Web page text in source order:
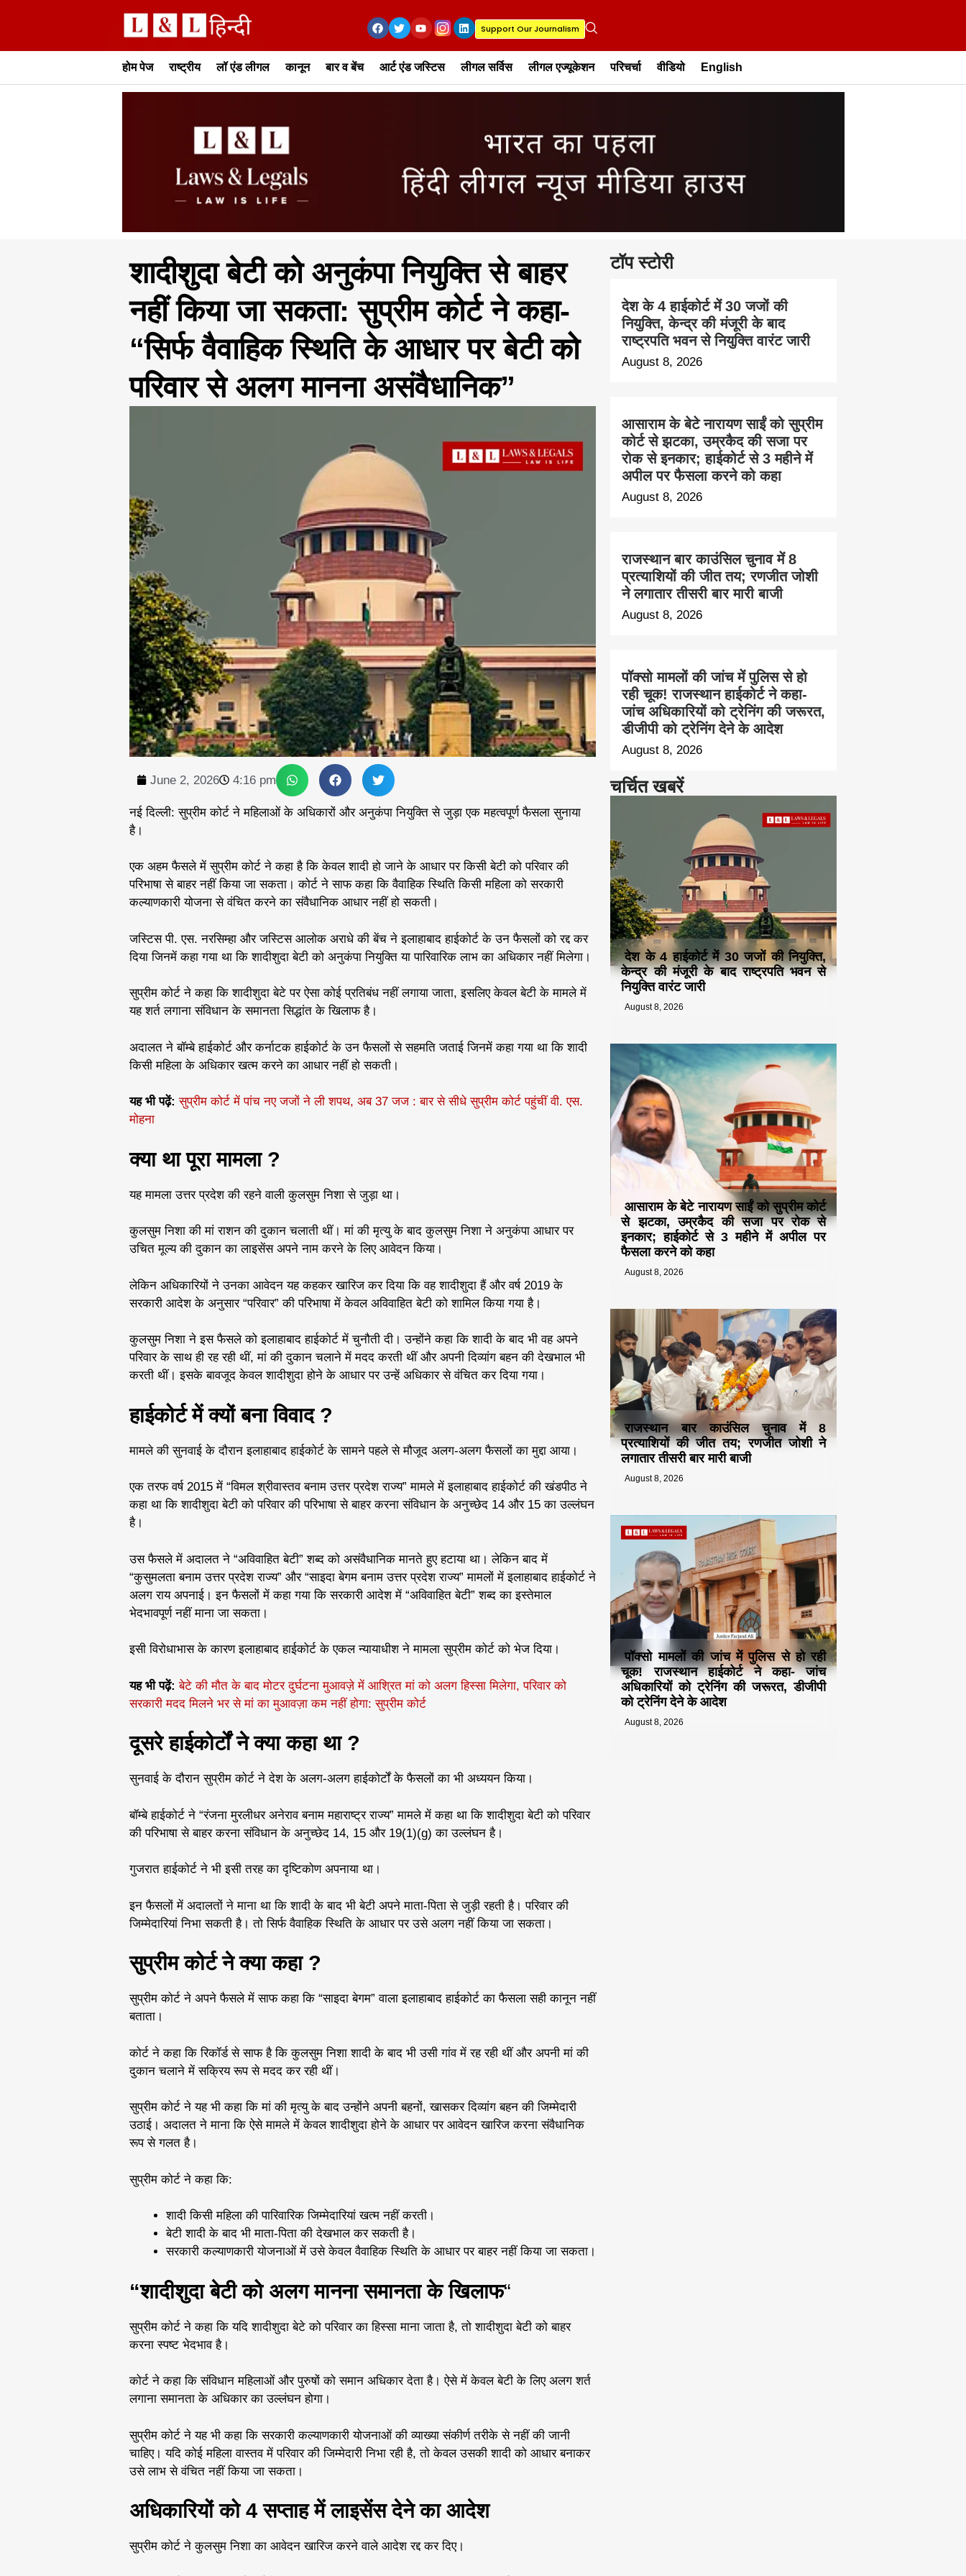
Support Our Journalism
होम पेज राष्ट्रीय लॉ एंड लीगल कानून बार व बेंच आर्ट एंड जस्टिस लीगल सर्विस लीगल एज्यूकेशन परिचर्चा वीडियो English
टॉप स्टोरी
देश के 4 हाईकोर्ट में 30 जजों की
नियुक्ति, केन्द्र की मंजूरी के बाद
राष्ट्रपति भवन से नियुक्ति वारंट जारी
August 8, 2026
आसाराम के बेटे नारायण साईं को सुप्रीम
कोर्ट से झटका, उम्रकैद की सजा पर
रोक से इनकार; हाईकोर्ट से 3 महीने में
अपील पर फैसला करने को कहा
August 8, 2026
राजस्थान बार काउंसिल चुनाव में 8
प्रत्याशियों की जीत तय; रणजीत जोशी
ने लगातार तीसरी बार मारी बाजी
August 8, 2026
पॉक्सो मामलों की जांच में पुलिस से हो
रही चूक! राजस्थान हाईकोर्ट ने कहा-
जांच अधिकारियों को ट्रेनिंग की जरूरत,
डीजीपी को ट्रेनिंग देने के आदेश
August 8, 2026
चर्चित खबरें
देश के 4 हाईकोर्ट में 30 जजों की नियुक्ति,
केन्द्र की मंजूरी के बाद राष्ट्रपति भवन से
नियुक्ति वारंट जारी
August 8, 2026
आसाराम के बेटे नारायण साईं को सुप्रीम कोर्ट
से झटका, उम्रकैद की सजा पर रोक से
इनकार; हाईकोर्ट से 3 महीने में अपील पर
फैसला करने को कहा
August 8, 2026
राजस्थान बार काउंसिल चुनाव में 8
प्रत्याशियों की जीत तय; रणजीत जोशी ने
लगातार तीसरी बार मारी बाजी
August 8, 2026
पॉक्सो मामलों की जांच में पुलिस से हो रही
चूक! राजस्थान हाईकोर्ट ने कहा- जांच
अधिकारियों को ट्रेनिंग की जरूरत, डीजीपी
को ट्रेनिंग देने के आदेश
August 8, 2026
शादीशुदा बेटी को अनुकंपा नियुक्ति से बाहर
नहीं किया जा सकता: सुप्रीम कोर्ट ने कहा-
“सिर्फ वैवाहिक स्थिति के आधार पर बेटी को
परिवार से अलग मानना असंवैधानिक”
June 2, 2026 4:16 pm
नई दिल्ली: सुप्रीम कोर्ट ने महिलाओं के अधिकारों और अनुकंपा नियुक्ति से जुड़ा एक महत्वपूर्ण फैसला सुनाया
है।
एक अहम फैसले में सुप्रीम कोर्ट ने कहा है कि केवल शादी हो जाने के आधार पर किसी बेटी को परिवार की
परिभाषा से बाहर नहीं किया जा सकता। कोर्ट ने साफ कहा कि वैवाहिक स्थिति किसी महिला को सरकारी
कल्याणकारी योजना से वंचित करने का संवैधानिक आधार नहीं हो सकती।
जस्टिस पी. एस. नरसिम्हा और जस्टिस आलोक अराधे की बेंच ने इलाहाबाद हाईकोर्ट के उन फैसलों को रद्द कर
दिया जिनमें कहा गया था कि शादीशुदा बेटी को अनुकंपा नियुक्ति या पारिवारिक लाभ का अधिकार नहीं मिलेगा।
सुप्रीम कोर्ट ने कहा कि शादीशुदा बेटे पर ऐसा कोई प्रतिबंध नहीं लगाया जाता, इसलिए केवल बेटी के मामले में
यह शर्त लगाना संविधान के समानता सिद्धांत के खिलाफ है।
अदालत ने बॉम्बे हाईकोर्ट और कर्नाटक हाईकोर्ट के उन फैसलों से सहमति जताई जिनमें कहा गया था कि शादी
किसी महिला के अधिकार खत्म करने का आधार नहीं हो सकती।
यह भी पढ़ें: सुप्रीम कोर्ट में पांच नए जजों ने ली शपथ, अब 37 जज : बार से सीधे सुप्रीम कोर्ट पहुंचीं वी. एस.
मोहना
क्या था पूरा मामला ?
यह मामला उत्तर प्रदेश की रहने वाली कुलसुम निशा से जुड़ा था।
कुलसुम निशा की मां राशन की दुकान चलाती थीं। मां की मृत्यु के बाद कुलसुम निशा ने अनुकंपा आधार पर
उचित मूल्य की दुकान का लाइसेंस अपने नाम करने के लिए आवेदन किया।
लेकिन अधिकारियों ने उनका आवेदन यह कहकर खारिज कर दिया कि वह शादीशुदा हैं और वर्ष 2019 के
सरकारी आदेश के अनुसार “परिवार” की परिभाषा में केवल अविवाहित बेटी को शामिल किया गया है।
कुलसुम निशा ने इस फैसले को इलाहाबाद हाईकोर्ट में चुनौती दी। उन्होंने कहा कि शादी के बाद भी वह अपने
परिवार के साथ ही रह रही थीं, मां की दुकान चलाने में मदद करती थीं और अपनी दिव्यांग बहन की देखभाल भी
करती थीं। इसके बावजूद केवल शादीशुदा होने के आधार पर उन्हें अधिकार से वंचित कर दिया गया।
हाईकोर्ट में क्यों बना विवाद ?
मामले की सुनवाई के दौरान इलाहाबाद हाईकोर्ट के सामने पहले से मौजूद अलग-अलग फैसलों का मुद्दा आया।
एक तरफ वर्ष 2015 में “विमल श्रीवास्तव बनाम उत्तर प्रदेश राज्य” मामले में इलाहाबाद हाईकोर्ट की खंडपीठ ने
कहा था कि शादीशुदा बेटी को परिवार की परिभाषा से बाहर करना संविधान के अनुच्छेद 14 और 15 का उल्लंघन
है।
उस फैसले में अदालत ने “अविवाहित बेटी” शब्द को असंवैधानिक मानते हुए हटाया था। लेकिन बाद में
“कुसुमलता बनाम उत्तर प्रदेश राज्य” और “साइदा बेगम बनाम उत्तर प्रदेश राज्य” मामलों में इलाहाबाद हाईकोर्ट ने
अलग राय अपनाई। इन फैसलों में कहा गया कि सरकारी आदेश में “अविवाहित बेटी” शब्द का इस्तेमाल
भेदभावपूर्ण नहीं माना जा सकता।
इसी विरोधाभास के कारण इलाहाबाद हाईकोर्ट के एकल न्यायाधीश ने मामला सुप्रीम कोर्ट को भेज दिया।
यह भी पढ़ें: बेटे की मौत के बाद मोटर दुर्घटना मुआवज़े में आश्रित मां को अलग हिस्सा मिलेगा, परिवार को
सरकारी मदद मिलने भर से मां का मुआवज़ा कम नहीं होगा: सुप्रीम कोर्ट
दूसरे हाईकोर्टों ने क्या कहा था ?
सुनवाई के दौरान सुप्रीम कोर्ट ने देश के अलग-अलग हाईकोर्टों के फैसलों का भी अध्ययन किया।
बॉम्बे हाईकोर्ट ने “रंजना मुरलीधर अनेराव बनाम महाराष्ट्र राज्य” मामले में कहा था कि शादीशुदा बेटी को परिवार
की परिभाषा से बाहर करना संविधान के अनुच्छेद 14, 15 और 19(1)(g) का उल्लंघन है।
गुजरात हाईकोर्ट ने भी इसी तरह का दृष्टिकोण अपनाया था।
इन फैसलों में अदालतों ने माना था कि शादी के बाद भी बेटी अपने माता-पिता से जुड़ी रहती है। परिवार की
जिम्मेदारियां निभा सकती है। तो सिर्फ वैवाहिक स्थिति के आधार पर उसे अलग नहीं किया जा सकता।
सुप्रीम कोर्ट ने क्या कहा ?
सुप्रीम कोर्ट ने अपने फैसले में साफ कहा कि “साइदा बेगम” वाला इलाहाबाद हाईकोर्ट का फैसला सही कानून नहीं
बताता।
कोर्ट ने कहा कि रिकॉर्ड से साफ है कि कुलसुम निशा शादी के बाद भी उसी गांव में रह रही थीं और अपनी मां की
दुकान चलाने में सक्रिय रूप से मदद कर रही थीं।
सुप्रीम कोर्ट ने यह भी कहा कि मां की मृत्यु के बाद उन्होंने अपनी बहनों, खासकर दिव्यांग बहन की जिम्मेदारी
उठाई। अदालत ने माना कि ऐसे मामले में केवल शादीशुदा होने के आधार पर आवेदन खारिज करना संवैधानिक
रूप से गलत है।
सुप्रीम कोर्ट ने कहा कि:
शादी किसी महिला की पारिवारिक जिम्मेदारियां खत्म नहीं करती।
बेटी शादी के बाद भी माता-पिता की देखभाल कर सकती है।
सरकारी कल्याणकारी योजनाओं में उसे केवल वैवाहिक स्थिति के आधार पर बाहर नहीं किया जा सकता।
“शादीशुदा बेटी को अलग मानना समानता के खिलाफ“
सुप्रीम कोर्ट ने कहा कि यदि शादीशुदा बेटे को परिवार का हिस्सा माना जाता है, तो शादीशुदा बेटी को बाहर
करना स्पष्ट भेदभाव है।
कोर्ट ने कहा कि संविधान महिलाओं और पुरुषों को समान अधिकार देता है। ऐसे में केवल बेटी के लिए अलग शर्त
लगाना समानता के अधिकार का उल्लंघन होगा।
सुप्रीम कोर्ट ने यह भी कहा कि सरकारी कल्याणकारी योजनाओं की व्याख्या संकीर्ण तरीके से नहीं की जानी
चाहिए। यदि कोई महिला वास्तव में परिवार की जिम्मेदारी निभा रही है, तो केवल उसकी शादी को आधार बनाकर
उसे लाभ से वंचित नहीं किया जा सकता।
अधिकारियों को 4 सप्ताह में लाइसेंस देने का आदेश
सुप्रीम कोर्ट ने कुलसुम निशा का आवेदन खारिज करने वाले आदेश रद्द कर दिए।